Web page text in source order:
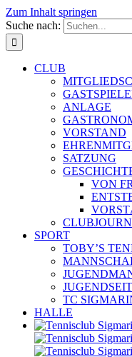
Zum Inhalt springen
Suche nach:
CLUB
ANLAGE
VORSTAND
SATZUNG
VON
SPORT
TOBY’S
TC
HALLE